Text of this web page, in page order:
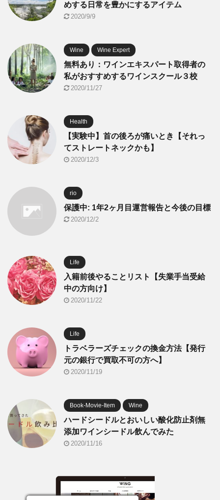
めする日常を豊かにするアイテム
2020/9/9
Wine Wine Expert
無料あり：ワインエキスパート取得者の
私がおすすめするワインスクール３校
2020/11/27
Health
【実験中】首の後ろが痛いとき【それっ
てストレートネックかも】
2020/12/3
rio
保護中: 1年2ヶ月目運営報告と今後の目標
2020/12/2
Life
入籍前後やることリスト【失業手当受給
中の方向け】
2020/11/22
Life
トラベラーズチェックの換金方法【発行
元の銀行で買取不可の方へ】
2020/11/19
Book-Movie-Item Wine
ハードシードルとおいしい酸化防止剤無
添加ワインシードル飲んでみた
2020/11/16